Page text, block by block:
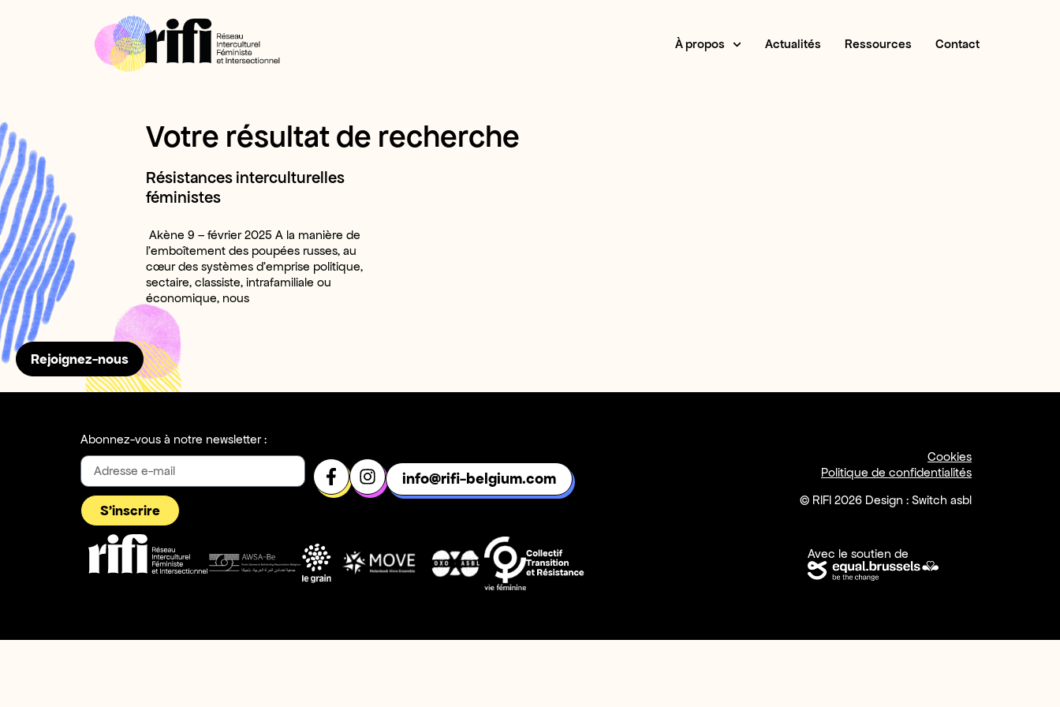
À propos Actualités Ressources Contact
Votre résultat de recherche
Résistances interculturelles
féministes
Akène 9 – février 2025 A la manière de
l’emboîtement des poupées russes, au
cœur des systèmes d’emprise politique,
sectaire, classiste, intrafamiliale ou
économique, nous
Rejoignez-nous
Abonnez-vous à notre newsletter :
S'inscrire
info@rifi-belgium.com
Cookies
Politique de confidentialités
© RIFI 2026 Design : Switch asbl
Avec le soutien de